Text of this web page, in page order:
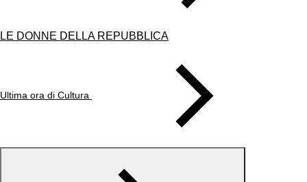
LE DONNE DELLA REPUBBLICA
Ultima ora di Cultura